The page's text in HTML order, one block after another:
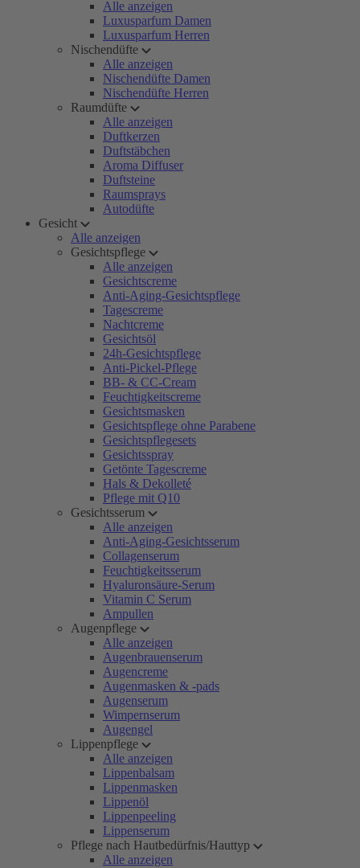
Alle anzeigen
Luxusparfum Damen
Luxusparfum Herren
Nischendüfte
Alle anzeigen
Nischendüfte Damen
Nischendüfte Herren
Raumdüfte
Alle anzeigen
Duftkerzen
Duftstäbchen
Aroma Diffuser
Duftsteine
Raumsprays
Autodüfte
Gesicht
Alle anzeigen
Gesichtspflege
Alle anzeigen
Gesichtscreme
Anti-Aging-Gesichtspflege
Tagescreme
Nachtcreme
Gesichtsöl
24h-Gesichtspflege
Anti-Pickel-Pflege
BB- & CC-Cream
Feuchtigkeitscreme
Gesichtsmasken
Gesichtspflege ohne Parabene
Gesichtspflegesets
Gesichtsspray
Getönte Tagescreme
Hals & Dekolleté
Pflege mit Q10
Gesichtsserum
Alle anzeigen
Anti-Aging-Gesichtsserum
Collagenserum
Feuchtigkeitsserum
Hyaluronsäure-Serum
Vitamin C Serum
Ampullen
Augenpflege
Alle anzeigen
Augenbrauenserum
Augencreme
Augenmasken & -pads
Augenserum
Wimpernserum
Augengel
Lippenpflege
Alle anzeigen
Lippenbalsam
Lippenmasken
Lippenöl
Lippenpeeling
Lippenserum
Pflege nach Hautbedürfnis/Hauttyp
Alle anzeigen